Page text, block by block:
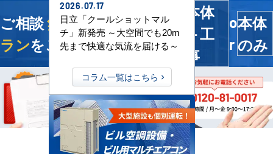
ご相談無料！今すぐ最適プ
ランをご提案します
本体
＋工
事
o
r
本体
のみ
2026.07.17
日立「クールショットマル
チ」新発売 ～大空間でも20m
先まで快適な気流を届ける～
コラム一覧はこちら